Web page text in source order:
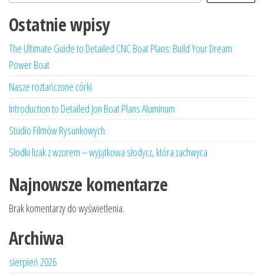
Ostatnie wpisy
The Ultimate Guide to Detailed CNC Boat Plans: Build Your Dream
Power Boat
Nasze roztańczone córki
Introduction to Detailed Jon Boat Plans Aluminum
Studio Filmów Rysunkowych
Słodki lizak z wzorem – wyjątkowa słodycz, która zachwyca
Najnowsze komentarze
Brak komentarzy do wyświetlenia.
Archiwa
sierpień 2026